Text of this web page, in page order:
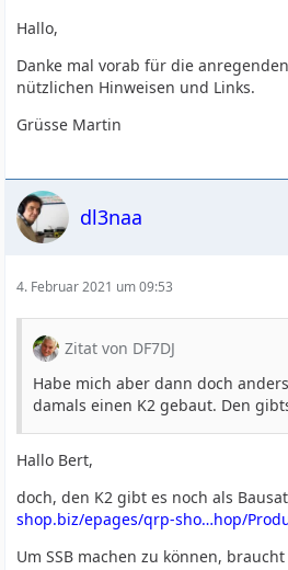
Hallo,
Danke mal vorab für die
nützlichen Hinweisen und Links.
Grüsse Martin
dl3naa
4. Februar 2021 um 09:53
Zitat von DF7DJ
Habe mich aber dann doch
damals einen K2 gebaut. Den
Hallo Bert,
doch, den K2 gibt es noch als
shop.biz/epages/qrp-sho…hop/
Um SSB machen zu können,